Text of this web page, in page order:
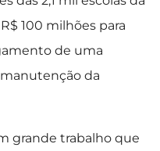
100 milhões para
de uma
da
grande trabalho que